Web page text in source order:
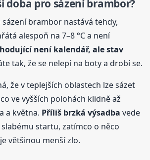
doba pro sázení brambor?
brambor nastává tehdy,
alespoň na 7–8 °C a není
není kalendář, ale stav
tak, že se nelepí na boty a drobí se.
že v teplejších oblastech lze sázet
ve vyšších polohách klidně až
a května. Příliš brzká výsadba vede
startu, zatímco o něco
většinou menší zlo.